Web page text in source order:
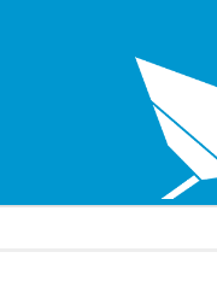
Indulunk!